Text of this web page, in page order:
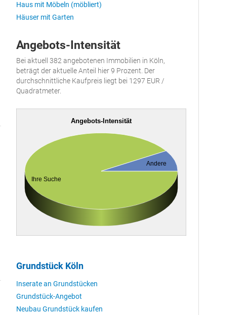
Haus mit Möbeln (möbliert)
Häuser mit Garten
Angebots-Intensität
Bei aktuell 382 angebotenen Immobilien in Köln,
beträgt der aktuelle Anteil hier 9 Prozent. Der
durchschnittliche Kaufpreis liegt bei 1297 EUR /
Quadratmeter.
Angebots-Intensität
Ihre Suche
Andere
Grundstück Köln
Inserate an Grundstücken
Grundstück-Angebot
Neubau Grundstück kaufen